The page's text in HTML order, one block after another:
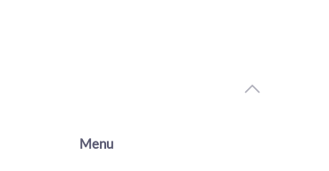
notte, tre eventi: Mengo music fest, Moonlight
Menu